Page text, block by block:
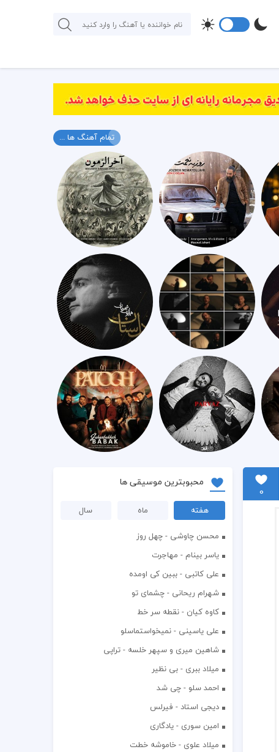
تمام آهنگ ها ...
0
محبوبترین موسیقی ها
هفته ماه
سال
محسن چاوشی - چهل روز
یاسر بینام - مهاجرت
علی کاتبی - ببین کی اومده
شهرام ریحانی - چشمای تو
کاوه کیان - نقطه سر خط
علی یاسینی - نمیخواستماسلو
شاهین میری و سپهر خلسه - تراپی
میلاد ببری - بی نظیر
احمد سلو - چی شد
دیجی استاد - فیرلس
امین سوری - یادگاری
میلاد علوی - خاموشه خطت